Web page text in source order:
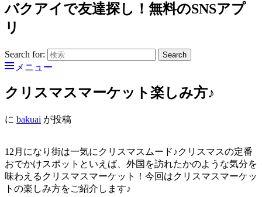
バクアイで友達探し！無料のSNSアプ
リ
Search for: Search
メニュー
クリスマスマーケット楽しみ方♪
に bakuai が投稿
12月になり街は一気にクリスマスムード♪クリスマスの定番
おでかけスポットといえば、外国を訪れたかのような気分を
味わえるクリスマスマーケット！今回はクリスマスマーケッ
トの楽しみ方をご紹介します♪